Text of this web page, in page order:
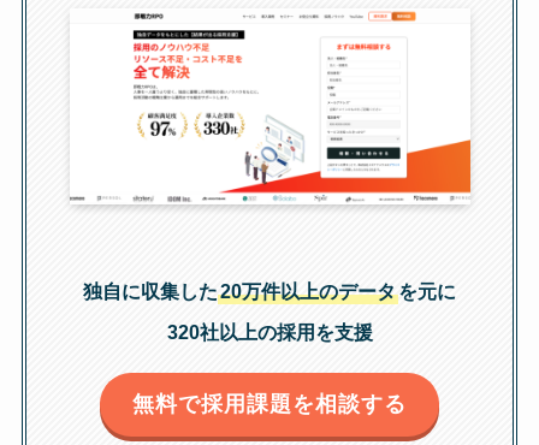
独自に収集した20万件以上のデータを元に
320社以上の採用を支援
無料で採用課題を相談する